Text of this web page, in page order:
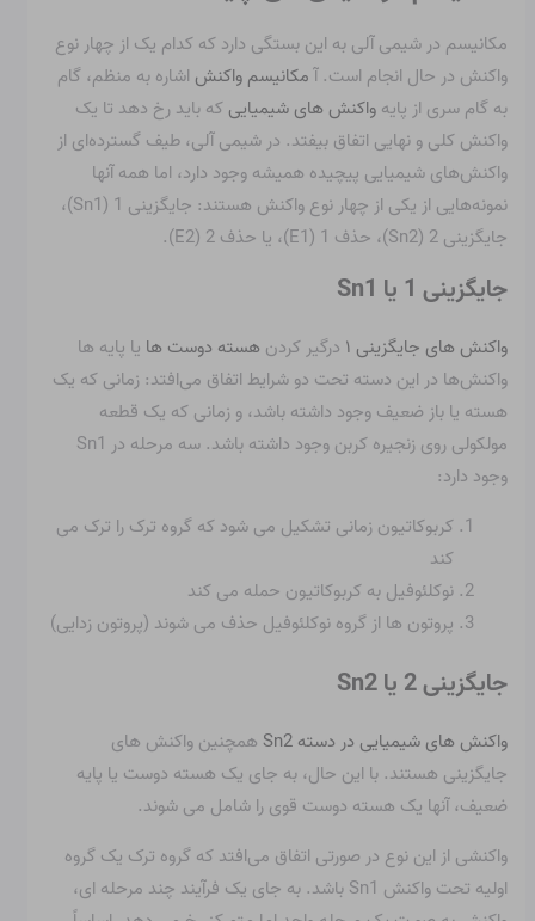
مکانیسم در شیمی آلی به این بستگی دارد که کدام یک از چهار نوع
واکنش در حال انجام است. آمکانیسم واکنش اشاره به منظم، گام
به گام سری از پایهواکنش های شیمیایی که باید رخ دهد تا یک
واکنش کلی و نهایی اتفاق بیفتد. در شیمی آلی، طیف گسترده‌ای از
واکنش‌های شیمیایی پیچیده همیشه وجود دارد، اما همه آنها
نمونه‌هایی از یکی از چهار نوع واکنش هستند: جایگزینی 1 (Sn1)،
جایگزینی 2 (Sn2)، حذف 1 (E1)، یا حذف 2 (E2).
جایگزینی 1 یا Sn1
واکنش های جایگزینی ۱ درگیر کردن هسته دوست ها یا پایه ها
واکنش‌ها در این دسته تحت دو شرایط اتفاق می‌افتد: زمانی که یک
هسته یا باز ضعیف وجود داشته باشد، و زمانی که یک قطعه
مولکولی روی زنجیره کربن وجود داشته باشد. سه مرحله در Sn1
وجود دارد:
کربوکاتیون زمانی تشکیل می شود که گروه ترک را ترک می
کند
نوکلئوفیل به کربوکاتیون حمله می کند
پروتون ها از گروه نوکلئوفیل حذف می شوند (پروتون زدایی)
جایگزینی 2 یا Sn2
واکنش های شیمیایی در دسته Sn2
همچنین واکنش های
جایگزینی هستند. با این حال، به جای یک هسته دوست یا پایه
ضعیف، آنها یک هسته دوست قوی را شامل می شوند.
واکنشی از این نوع در صورتی اتفاق می‌افتد که گروه ترک یک گروه
اولیه تحت واکنش Sn1 باشد. به جای یک فرآیند چند مرحله ای،